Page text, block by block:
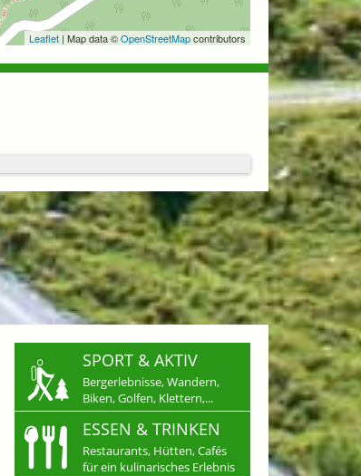
Leaflet | Map data ©OpenStreetMapcontributors
SPORT & AKTIV
Bergerlebnisse, Wandern,
Biken, Golfen, Klettern,...
ESSEN & TRINKEN
Restaurants, Hütten, Cafés
für ein kulinarisches Erlebnis